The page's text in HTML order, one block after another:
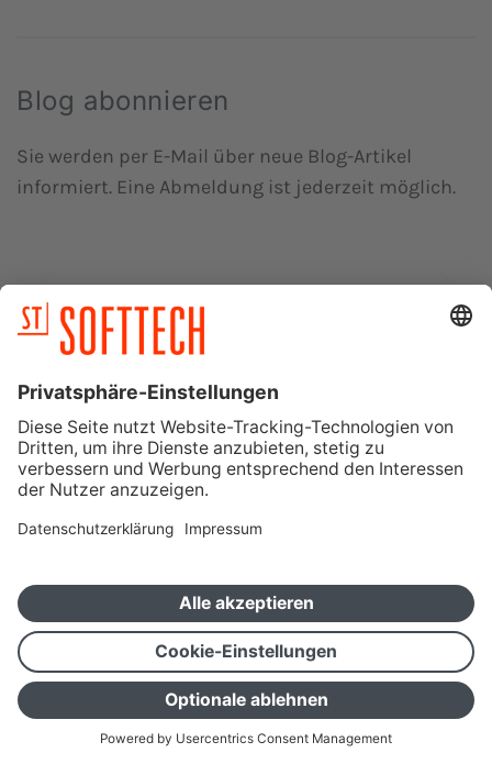
Blog abonnieren
Sie werden per E-Mail über neue Blog-Artikel
informiert. Eine Abmeldung ist jederzeit möglich.
Ich stimme der Verarbeitung meiner Daten zum Zweck
Datenschutzerklärungbeschrieben, zu. Diese Einwilligung
kann ich jederzeit widerrufen.
Blog abonnieren